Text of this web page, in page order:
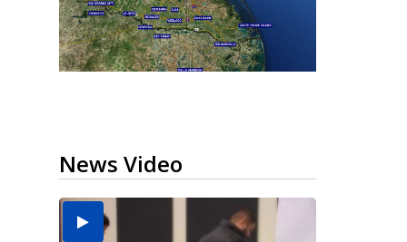
News Video